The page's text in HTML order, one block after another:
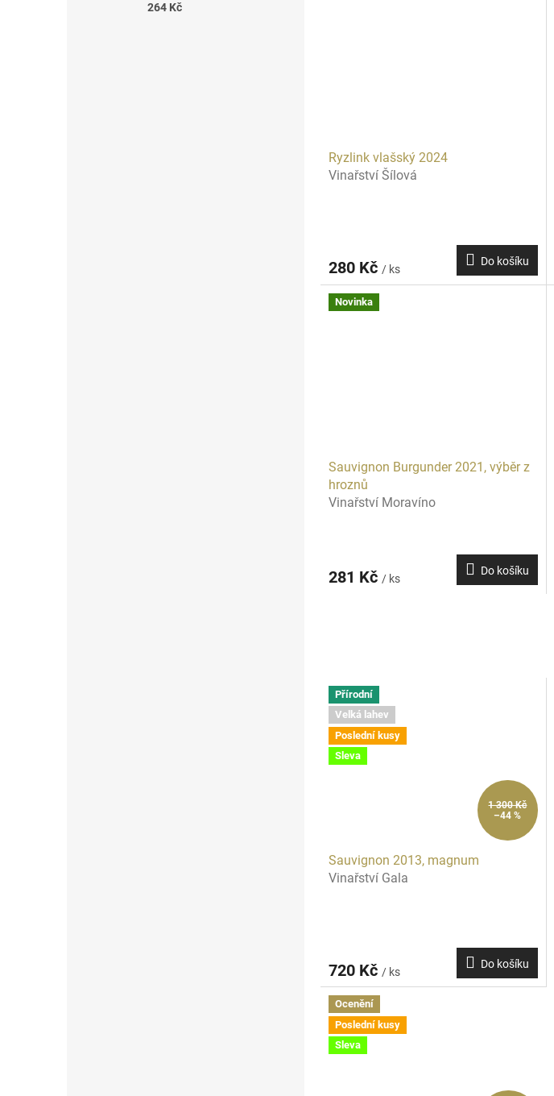
264 Kč
Ryzlink vlašský 2024
Vinařství Šílová
280 Kč / ks
Do košíku
Novinka
Sauvignon Burgunder 2021, výběr z
hroznů
Vinařství Moravíno
281 Kč / ks
Do košíku
Přírodní
Velká lahev
Poslední kusy
Sleva
1 300 Kč
–44 %
Sauvignon 2013, magnum
Vinařství Gala
720 Kč / ks
Do košíku
Ocenění
Poslední kusy
Sleva